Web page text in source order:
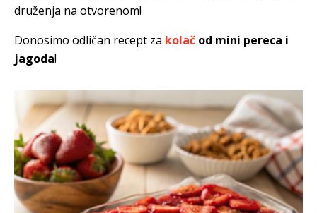
druženja na otvorenom!
Donosimo odličan recept za kolač od mini pereca i
jagoda!